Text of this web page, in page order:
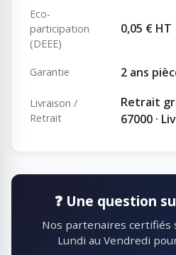
Eco-
participation
(DEEE)
0,05 € HT
Garantie 2 ans
Livraison /
Retrait
Retrait
67000 ·
❓ Une question
Nos partenaires certifiés
Lundi au Vendredi